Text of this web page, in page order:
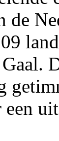
de
een